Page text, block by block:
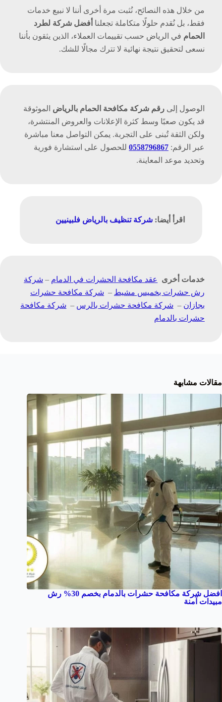
من خلال هذه النصائح، نُثبت مرة أخرى أننا لا نبيع خدمات
فقط، بل نُقدم حلولًا متكاملة تجعلنا أفضل شركة لطرد
الحمام في الرياض حسب تقييمات العملاء، الذين يثقون بأننا
نسعى لتحقيق نتيجة نهائية لا تترك مجالًا للشك.
الوصول إلى رقم شركة مكافحة الحمام بالرياض الموثوقة
قد يكون صعبًا وسط كثرة الإعلانات والعروض المنتشرة،
ولكن الثقة تُبنى على التجربة. يمكن التواصل معنا مباشرة
عبر الرقم: 0558796867 للحصول على استشارة فورية
وتحديد موعد المعاينة.
اقرأ أيضا: شركة تنظيف بالرياض فلبينيين
خدمات أخرى عقد مكافحة الحشرات في الدمام – شركة
رش حشرات بخميس مشيط – شركة مكافحة حشرات
بجازان – شركة مكافحة حشرات بالرس – شركة مكافحة
حشرات بالدمام
مقالات مشابهة
افضل شركة مكافحة حشرات بالدمام بخصم 30% رش
مبيدات آمنة